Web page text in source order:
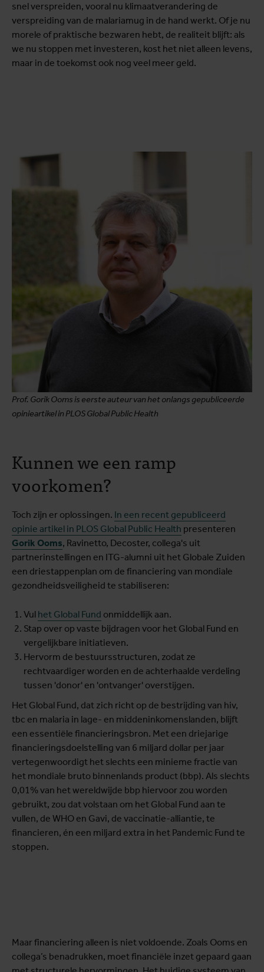
snel verspreiden, vooral nu klimaatverandering de
verspreiding van de malariamug in de hand werkt. Of je nu
morele of praktische bezwaren hebt, de realiteit blijft: als
we nu stoppen met investeren, kost het niet alleen levens,
maar in de toekomst ook nog veel meer geld.
Prof. Gorik Ooms is eerste auteur van het onlangs gepubliceerde
opinieartikel in PLOS Global Public Health
Kunnen we een ramp
voorkomen?
Toch zijn er oplossingen. In een recent gepubliceerd
opinie artikel in PLOS Global Public Health presenteren
Gorik Ooms, Ravinetto, Decoster, collega's uit
partnerinstellingen en ITG-alumni uit het Globale Zuiden
een driestappenplan om de financiering van mondiale
gezondheidsveiligheid te stabiliseren:
Vul het Global Fund onmiddellijk aan.
Stap over op vaste bijdragen voor het Global Fund en
vergelijkbare initiatieven.
Hervorm de bestuursstructuren, zodat ze
rechtvaardiger worden en de achterhaalde verdeling
tussen 'donor' en 'ontvanger' overstijgen.
Het Global Fund, dat zich richt op de bestrijding van hiv,
tbc en malaria in lage- en middeninkomenslanden, blijft
een essentiële financieringsbron. Met een driejarige
financieringsdoelstelling van 6 miljard dollar per jaar
vertegenwoordigt het slechts een minieme fractie van
het mondiale bruto binnenlands product (bbp). Als slechts
0,01% van het wereldwijde bbp hiervoor zou worden
gebruikt, zou dat volstaan om het Global Fund aan te
vullen, de WHO en Gavi, de vaccinatie-alliantie, te
financieren, én een miljard extra in het Pandemic Fund te
stoppen.
Maar financiering alleen is niet voldoende. Zoals Ooms en
collega’s benadrukken, moet financiële inzet gepaard gaan